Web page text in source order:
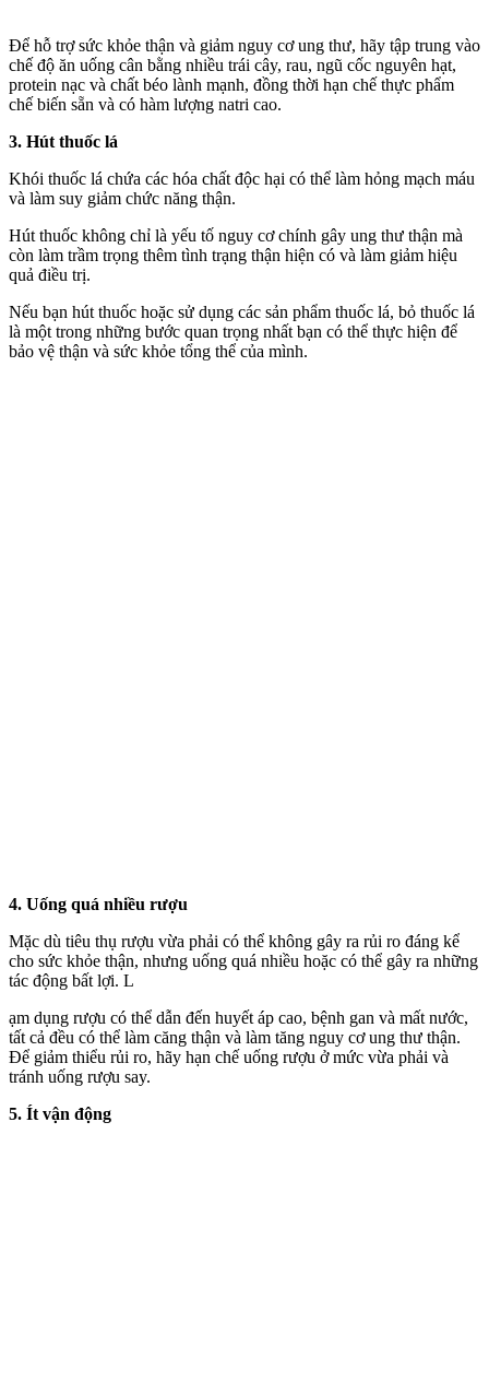
Để hỗ trợ sức khỏe thận và giảm nguy cơ ung thư, hãy tập trung vào
chế độ ăn uống cân bằng nhiều trái cây, rau, ngũ cốc nguyên hạt,
protein nạc và chất béo lành mạnh, đồng thời hạn chế thực phẩm
chế biến sẵn và có hàm lượng natri cao.
3. Hút thu‌ốc l‌á
Khói thu‌ốc l‌á chứa các hó‌a chấ‌t độc hại có thể làm hỏng mạch máu
và làm suy giảm chức năng thận.
Hút thuốc không chỉ là yếu tố nguy cơ chính gây ung thư thận mà
còn làm trầm trọng thêm tình trạng thận hiện có và làm giảm hiệu
quả điều trị.
Nếu bạn hút thuốc hoặc sử dụng các sản phẩm thu‌ốc l‌á, bỏ thu‌ốc l‌á
là một trong những bước quan trọng nhất bạn có thể thực hiện để
bảo vệ thận và sức khỏe tổng thể của mình.
4. Uống quá nhiều rượu
Mặc dù tiêu thụ rượu vừa phải có thể không gây ra rủi ro đáng kể
cho sức khỏe thận, nhưng uống quá nhiều hoặc có thể gây ra những
tác động bất lợi. L
ạm dụng rượu có thể dẫn đến huyết áp cao, bệnh gan và mất nước,
tất cả đều có thể làm căng thận và làm tăng nguy cơ ung thư thận.
Để giảm thiểu rủi ro, hãy hạn chế uống rượu ở mức vừa phải và
tránh uống rượu say.
5. Ít vận động